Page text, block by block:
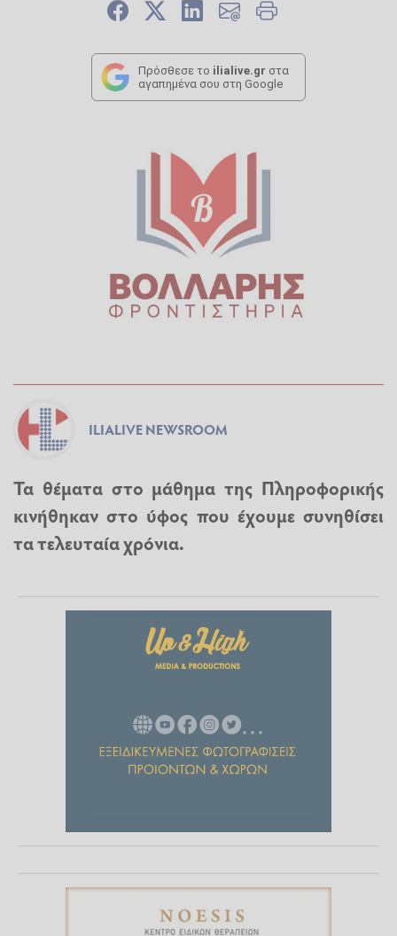
Πρόσθεσε το ilialive.gr στα
αγαπημένα σου στη Google
ILIALIVE NEWSROOM
Τα θέματα στο μάθημα της Πληροφορικής
κινήθηκαν στο ύφος που έχουμε συνηθίσει
τα τελευταία χρόνια.